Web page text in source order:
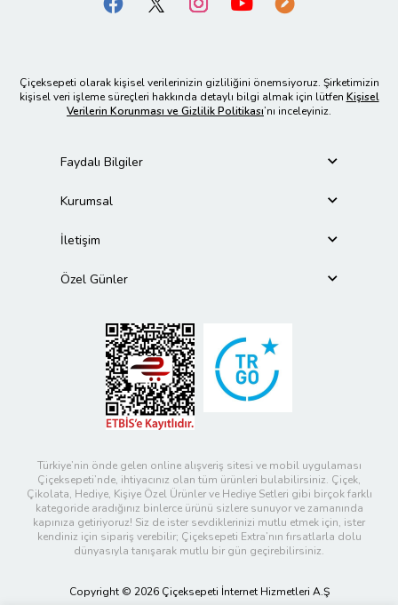
Çiçeksepeti olarak kişisel verilerinizin gizliliğini önemsiyoruz. Şirketimizin
kişisel veri işleme süreçleri hakkında detaylı bilgi almak için lütfen Kişisel
Verilerin Korunması ve Gizlilik Politikası’nı inceleyiniz.
Faydalı Bilgiler
Kurumsal
İletişim
Özel Günler
Türkiye’nin önde gelen online alışveriş sitesi ve mobil uygulaması
Çiçeksepeti’nde, ihtiyacınız olan tüm ürünleri bulabilirsiniz. Çiçek,
Çikolata, Hediye, Kişiye Özel Ürünler ve Hediye Setleri gibi birçok farklı
kategoride aradığınız binlerce ürünü sizlere sunuyor ve zamanında
kapınıza getiriyoruz! Siz de ister sevdiklerinizi mutlu etmek için, ister
kendiniz için sipariş verebilir; Çiçeksepeti Extra’nın fırsatlarla dolu
dünyasıyla tanışarak mutlu bir gün geçirebilirsiniz.
Copyright © 2026 Çiçeksepeti İnternet Hizmetleri A.Ş